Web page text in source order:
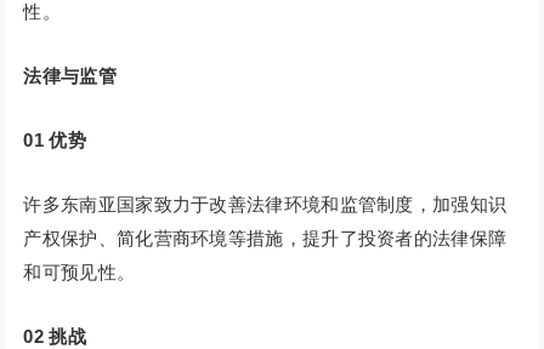
性。
法律与监管
01 优势
许多东南亚国家致力于改善法律环境和监管制度，加强知识
产权保护、简化营商环境等措施，提升了投资者的法律保障
和可预见性。
02 挑战